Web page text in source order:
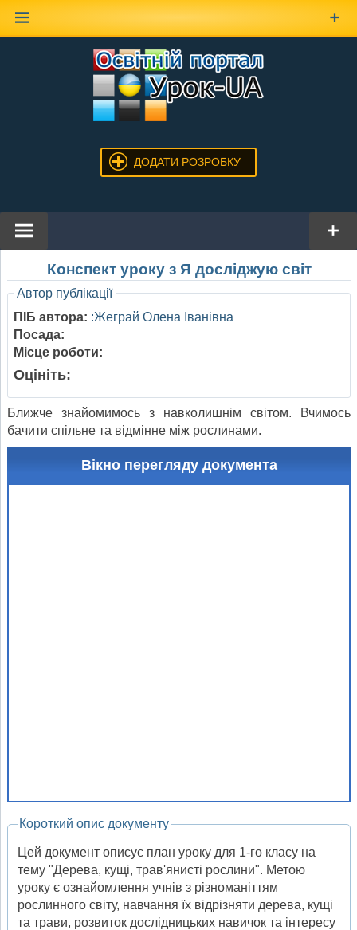
ДОДАТИ РОЗРОБКУ
Конспект уроку з Я досліджую світ
Автор публікації
ПІБ автора: :Жеграй Олена Іванівна
Посада:
Місце роботи:
Оцініть:
Ближче знайомимось з навколишнім світом. Вчимось
бачити спільне та відмінне між рослинами.
Вікно перегляду документа
Короткий опис документу
Цей документ описує план уроку для 1-го класу на
тему "Дерева, кущі, трав'янисті рослини". Метою
уроку є ознайомлення учнів з різноманіттям
рослинного світу, навчання їх відрізняти дерева, кущі
та трави, розвиток дослідницьких навичок та інтересу